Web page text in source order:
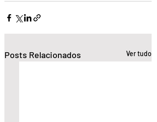
Posts Relacionados Ver tudo